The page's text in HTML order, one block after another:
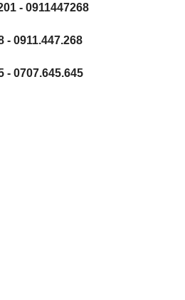
- 0911447268
- 0911.447.268
- 0707.645.645